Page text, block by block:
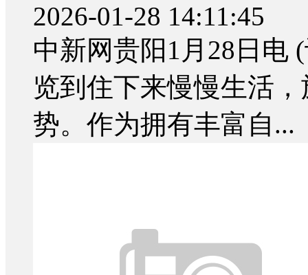
2026-01-28 14:11:45
中新网贵阳1月28日电
览到住下来慢慢生活
势。作为拥有丰富自...